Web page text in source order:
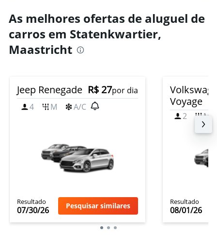
As melhores ofertas de aluguel de
carros em Statenkwartier,
Maastricht
Jeep Renegade R$ 27por dia
4
M A/C
Resultado
07/30/26 Pesquisar similares
Voyage
2 M
Resultado
08/01/26